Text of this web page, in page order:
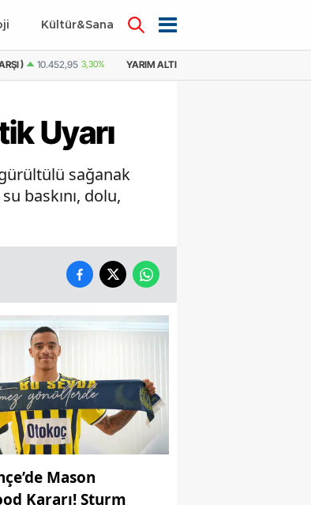
Kültür&Sanat
21.233,25 4,21% YARIM ALTIN ( KAPALI ÇARŞI )
Uyarı
sağanak
baskını, dolu,
Mason
Kararı! Sturm